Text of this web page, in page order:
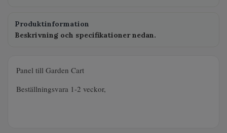
Produktinformation
Beskrivning och specifikationer nedan.
Panel till Garden Cart
Beställningsvara 1-2 veckor,